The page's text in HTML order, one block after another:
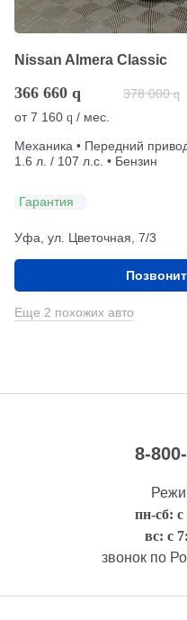
Nissan Almera Classic
366 660 q 378 000 q
от7 160 q / мес.
Механика • Передний
1.6 л. / 107 л.с. • Бензин
Гарантия
Уфа, ул. Цветочная, 7/3
Еще 2 похожих авто
8-
пн-сб: с
вс: с
звонок по